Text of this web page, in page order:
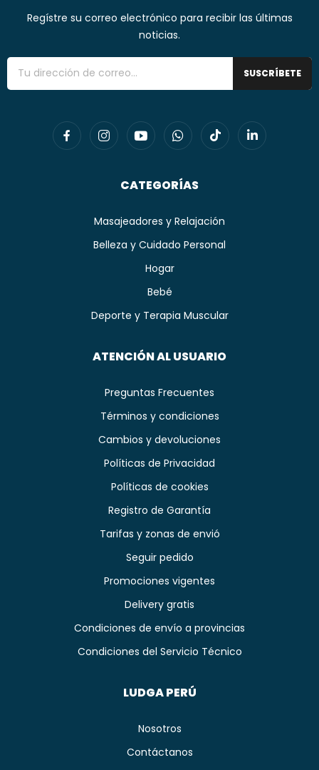
Regístre su correo electrónico para recibir las últimas
noticias.
SUSCRÍBETE
CATEGORÍAS
Masajeadores y Relajación
Belleza y Cuidado Personal
Hogar
Bebé
Deporte y Terapia Muscular
ATENCIÓN AL USUARIO
Preguntas Frecuentes
Términos y condiciones
Cambios y devoluciones
Políticas de Privacidad
Políticas de cookies
Registro de Garantía
Tarifas y zonas de envió
Seguir pedido
Promociones vigentes
Delivery gratis
Condiciones de envío a provincias
Condiciones del Servicio Técnico
LUDGA PERÚ
Nosotros
Contáctanos